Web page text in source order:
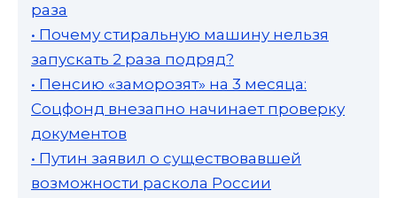
раза
• Почему стиральную машину нельзя
запускать 2 раза подряд?
• Пенсию «заморозят» на 3 месяца:
Соцфонд внезапно начинает проверку
документов
• Путин заявил о существовавшей
возможности раскола России